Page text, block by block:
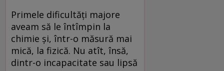
Primele dificultăţi majore
aveam să le întîmpin la
chimie şi, într-o măsură mai
mică, la fizică. Nu atît, însă,
dintr-o incapacitate sau lipsă